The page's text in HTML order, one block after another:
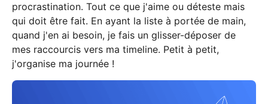
procrastination. Tout ce que j'aime ou déteste mais
qui doit être fait. En ayant la liste à portée de main,
quand j'en ai besoin, je fais un glisser-déposer de
mes raccourcis vers ma timeline. Petit à petit,
j'organise ma journée !